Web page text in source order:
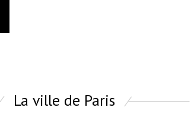
La ville de Paris